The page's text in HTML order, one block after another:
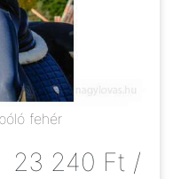
fehér
23 240 Ft /